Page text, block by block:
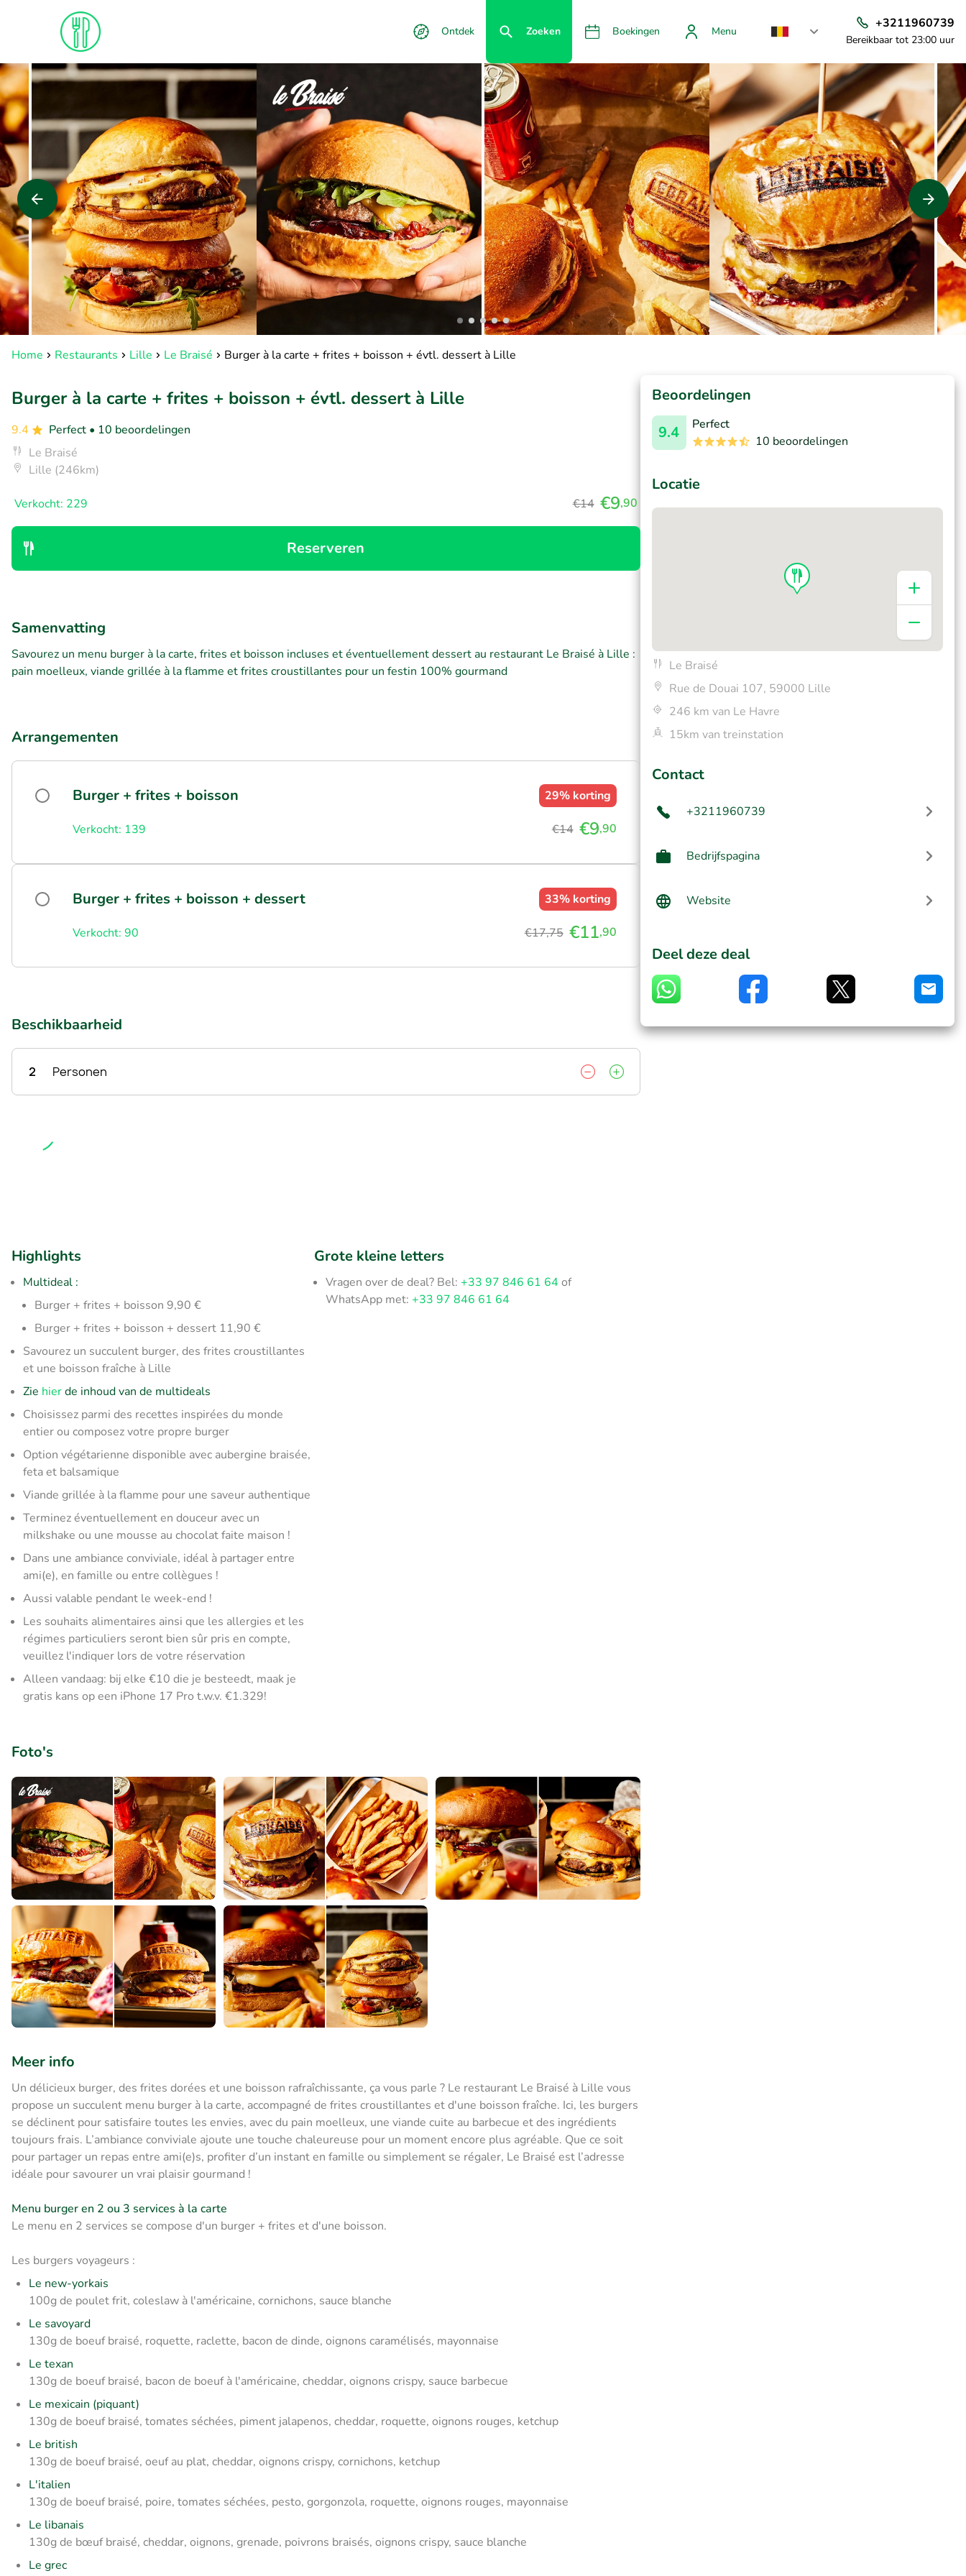
Ontdek Zoeken Boekingen Menu
+3211960739
Bereikbaar tot 23:00 uur
Home Restaurants Lille Le Braisé Burger à la carte + frites + boisson + évtl. dessert à Lille
Burger à la carte + frites + boisson + évtl. dessert à Lille
9.4 Perfect • 10 beoordelingen
Le Braisé
Lille (246km)
Verkocht: 229 €14 €9,90
Reserveren
Samenvatting
Savourez un menu burger à la carte, frites et boisson incluses et éventuellement dessert au restaurant Le Braisé à Lille :
pain moelleux, viande grillée à la flamme et frites croustillantes pour un festin 100% gourmand
Arrangementen
Burger + frites + boisson 29% korting
Verkocht: 139 €14 €9,90
Burger + frites + boisson + dessert 33% korting
Verkocht: 90 €17,75 €11,90
Beschikbaarheid
2 Personen
Highlights
Multideal :
Burger + frites + boisson 9,90 €
Burger + frites + boisson + dessert 11,90 €
Savourez un succulent burger, des frites croustillantes
et une boisson fraîche à Lille
Zie hierde inhoud van de multideals
Choisissez parmi des recettes inspirées du monde
entier ou composez votre propre burger
Option végétarienne disponible avec aubergine braisée,
feta et balsamique
Viande grillée à la flamme pour une saveur authentique
Terminez éventuellement en douceur avec un
milkshake ou une mousse au chocolat faite maison !
Dans une ambiance conviviale, idéal à partager entre
ami(e), en famille ou entre collègues !
Aussi valable pendant le week-end !
Les souhaits alimentaires ainsi que les allergies et les
régimes particuliers seront bien sûr pris en compte,
veuillez l'indiquer lors de votre réservation
Alleen vandaag: bij elke €10 die je besteedt, maak je
gratis kans op een iPhone 17 Pro t.w.v. €1.329!
Grote kleine letters
Vragen over de deal? Bel:+33 97 846 61 64 of
WhatsApp met:+33 97 846 61 64
Foto's
Meer info
Un délicieux burger, des frites dorées et une boisson rafraîchissante, ça vous parle ? Le restaurant Le Braisé à Lille vous
propose un succulent menu burger à la carte, accompagné de frites croustillantes et d'une boisson fraîche. Ici, les burgers
se déclinent pour satisfaire toutes les envies, avec du pain moelleux, une viande cuite au barbecue et des ingrédients
toujours frais. L’ambiance conviviale ajoute une touche chaleureuse pour un moment encore plus agréable. Que ce soit
pour partager un repas entre ami(e)s, profiter d’un instant en famille ou simplement se régaler, Le Braisé est l’adresse
idéale pour savourer un vrai plaisir gourmand !
Menu burger en 2 ou 3 services à la carte
Le menu en 2 services se compose d'un burger + frites et d'une boisson.
Les burgers voyageurs :
Le new-yorkais
100g de poulet frit, coleslaw à l'américaine, cornichons, sauce blanche
Le savoyard
130g de boeuf braisé, roquette, raclette, bacon de dinde, oignons caramélisés, mayonnaise
Le texan
130g de boeuf braisé, bacon de boeuf à l'américaine, cheddar, oignons crispy, sauce barbecue
Le mexicain (piquant)
130g de boeuf braisé, tomates séchées, piment jalapenos, cheddar, roquette, oignons rouges, ketchup
Le british
130g de boeuf braisé, oeuf au plat, cheddar, oignons crispy, cornichons, ketchup
L'italien
130g de boeuf braisé, poire, tomates séchées, pesto, gorgonzola, roquette, oignons rouges, mayonnaise
Le libanais
130g de bœuf braisé, cheddar, oignons, grenade, poivrons braisés, oignons crispy, sauce blanche
Le grec
Beoordelingen
9.4
Perfect
10 beoordelingen
Locatie
Le Braisé
Rue de Douai 107, 59000 Lille
246 km van Le Havre
15km van treinstation
Contact
+3211960739
Bedrijfspagina
Website
Deel deze deal